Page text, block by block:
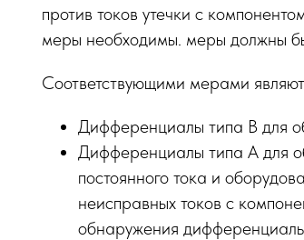
против токов утечки с
меры необходимы. меры должны
Соответствующими мерами
Дифференциалы типа B для
Дифференциалы типа А для
постоянного тока и
неисправных токов с
обнаружения